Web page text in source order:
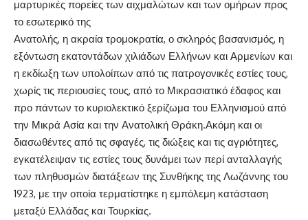
μαρτυρικές πορείες των αιχμαλώτων και των ομήρων προς
το εσωτερικό της
Ανατολής, η ακραία τρομοκρατία, ο σκληρός βασανισμός, η
εξόντωση εκατοντάδων χιλιάδων Ελλήνων και Αρμενίων και
η εκδίωξη των υπολοίπων από τις πατρογονικές εστίες τους,
χωρίς τις περιουσίες τους, από το Μικρασιατικό έδαφος και
προ πάντων το κυριολεκτικό ξερίζωμα του Ελληνισμού από
την Μικρά Ασία και την Ανατολική Θράκη.Ακόμη και οι
διασωθέντες από τις σφαγές, τις διώξεις και τις αγριότητες,
εγκατέλειψαν τις εστίες τους δυνάμει των περί ανταλλαγής
των πληθυσμών διατάξεων της Συνθήκης της Λωζάννης του
1923, με την οποία τερματίστηκε η εμπόλεμη κατάσταση
μεταξύ Ελλάδας και Τουρκίας.